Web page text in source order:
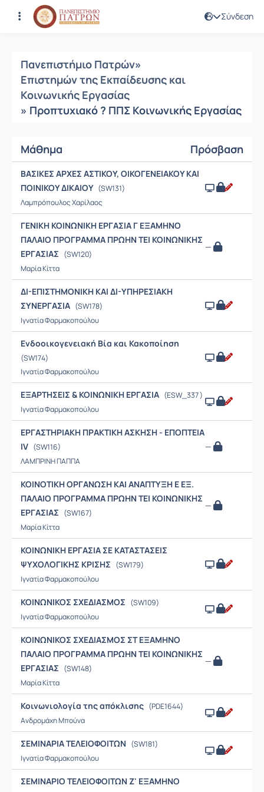
Σύνδεση
Μαθήματα
Πανεπιστήμιο Πατρών»
Επιστημών της Εκπαίδευσης και
Κοινωνικής Εργασίας
» Προπτυχιακό ? ΠΠΣ Κοινωνικής Εργασίας
Μάθημα Πρόσβαση
ΒΑΣΙΚΕΣ ΑΡΧΕΣ ΑΣΤΙΚΟΥ, ΟΙΚΟΓΕΝΕΙΑΚΟΥ ΚΑΙ
ΠΟΙΝΙΚΟΥ ΔΙΚΑΙΟΥ (SW131)
Λαμπρόπουλος Χαρίλαος
ΓΕΝΙΚΗ ΚΟΙΝΩΝΙΚΗ ΕΡΓΑΣΙΑ Γ ΕΞΑΜΗΝΟ
ΠΑΛΑΙΟ ΠΡΟΓΡΑΜΜΑ ΠΡΩΗΝ ΤΕΙ ΚΟΙΝΩΝΙΚΗΣ
ΕΡΓΑΣΙΑΣ (SW120)
Μαρία Κίττα
—
ΔΙ-ΕΠΙΣΤΗΜΟΝΙΚΗ ΚΑΙ ΔΙ-ΥΠΗΡΕΣΙΑΚΗ
ΣΥΝΕΡΓΑΣΙΑ (SW178)
Ιγνατία Φαρμακοπούλου
Ενδοοικογενειακή Βία και Κακοποίηση
(SW174)
Ιγνατία Φαρμακοπούλου
ΕΞΑΡΤΗΣΕΙΣ & ΚΟΙΝΩΝΙΚΗ ΕΡΓΑΣΙΑ (ESW_337 )
Ιγνατία Φαρμακοπούλου
ΕΡΓΑΣΤΗΡΙΑΚΗ ΠΡΑΚΤΙΚΗ ΑΣΚΗΣΗ - ΕΠΟΠΤΕΙΑ
IV (SW116)
ΛΑΜΠΡΙΝΗ ΠΑΠΠΑ
—
ΚΟΙΝΟΤΙΚΗ ΟΡΓΑΝΩΣΗ ΚΑΙ ΑΝΑΠΤΥΞΗ Ε ΕΞ.
ΠΑΛΑΙΟ ΠΡΟΓΡΑΜΜΑ ΠΡΩΗΝ ΤΕΙ ΚΟΙΝΩΝΙΚΗΣ
ΕΡΓΑΣΙΑΣ (SW167)
Μαρία Κίττα
—
ΚΟΙΝΩΝΙΚΗ ΕΡΓΑΣΙΑ ΣΕ ΚΑΤΑΣΤΑΣΕΙΣ
ΨΥΧΟΛΟΓΙΚΗΣ ΚΡΙΣΗΣ (SW179)
Ιγνατία Φαρμακοπούλου
ΚΟΙΝΩΝΙΚΟΣ ΣΧΕΔΙΑΣΜΟΣ (SW109)
Ιγνατία Φαρμακοπούλου
ΚΟΙΝΩΝΙΚΟΣ ΣΧΕΔΙΑΣΜΟΣ ΣΤ ΕΞΑΜΗΝΟ
ΠΑΛΑΙΟ ΠΡΟΓΡΑΜΜΑ ΠΡΩΗΝ ΤΕΙ ΚΟΙΝΩΝΙΚΗΣ
ΕΡΓΑΣΙΑΣ (SW148)
Μαρία Κίττα
—
Κοινωνιολογία της απόκλισης (PDE1644)
Ανδρομάχη Μπούνα
ΣΕΜΙΝΑΡΙΑ ΤΕΛΕΙΟΦΟΙΤΩΝ (SW181)
Ιγνατία Φαρμακοπούλου
ΣΕΜΙΝΑΡΙΟ ΤΕΛΕΙΟΦΟΙΤΩΝ Ζ' ΕΞΑΜΗΝΟ